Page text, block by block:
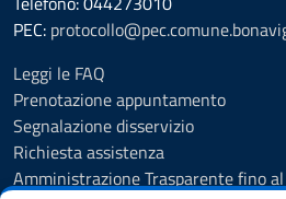
PEC:
Leggi le FAQ
Prenotazione appuntamento
Segnalazione disservizio
Richiesta assistenza
Amministrazione Trasparente fino